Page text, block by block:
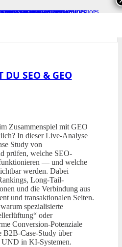
DU SEO & GEO
Zusammenspiel mit GEO
In dieser Live-Analyse
Study von
prüfen, welche SEO-
— und welche
werden. Dabei
Long-Tail-
und die Verbindung aus
und transaktionalen Seiten.
spezialisierte
oder
Conversion-Potenziale
B2B-Case-Study über
in KI-Systemen.
VERGANGENE WORKSHOPS
VERGANGENE WORKSHOPS
WORKSHOPS
STRATEGIEVERGANGENE WORKSHOPS
VERGANGENE WORKSHOPS
WORKSHOPS